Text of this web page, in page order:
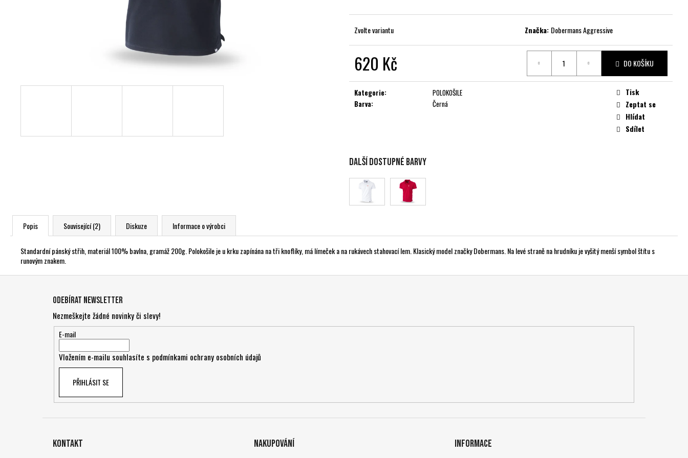
Zvolte variantu Značka: Dobermans Aggressive
620 Kč
cena:
DO KOŠÍKU
Kategorie:
POLOKOŠILE
Barva: Černá
Tisk
Zeptat se
Hlídat
Sdílet
Další dostupné barvy
Popis Související (2) Diskuze Informace o výrobci
Standardní pánský střih, materiál 100% bavlna, gramáž 200g. Polokošile je u krku zapínána na tři knoflíky, má límeček a na rukávech stahovací lem. Klasický model značky Dobermans. Na levé straně na hrudníku je vyšitý menší symbol štítu s
runovým znakem.
Odebírat newsletter
Nezmeškejte žádné novinky či slevy!
E-mail
Vložením e-mailu souhlasíte s podmínkami ochrany osobních údajů
PŘIHLÁSIT SE
Kontakt Nakupování Informace